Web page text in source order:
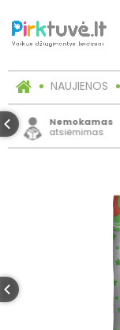
NAUJIENOS
Nemokamas
atsiėmimas